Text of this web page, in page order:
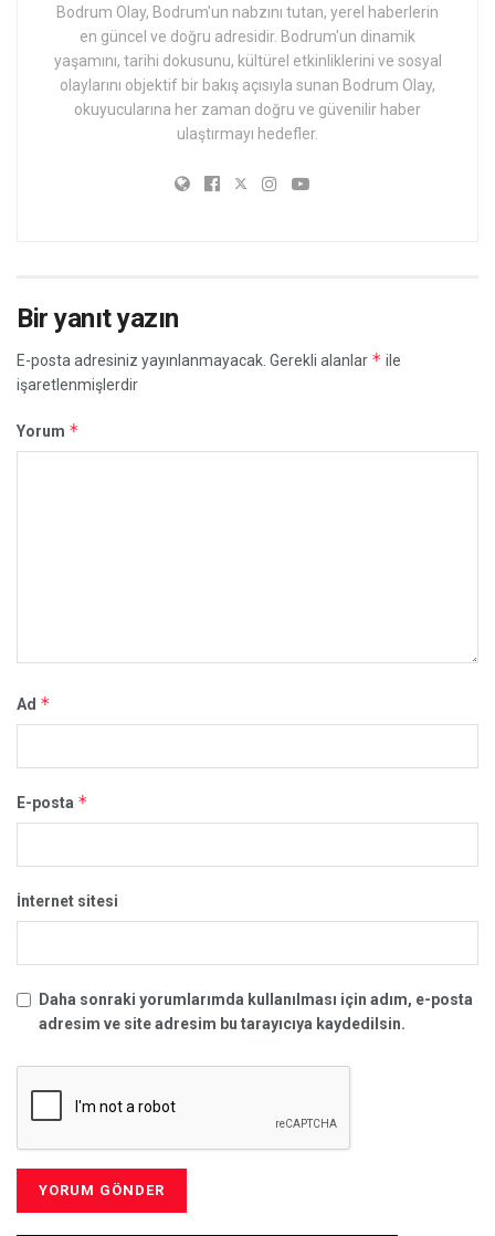
Bodrum Olay, Bodrum'un nabzını tutan, yerel haberlerin
en güncel ve doğru adresidir. Bodrum'un dinamik
yaşamını, tarihi dokusunu, kültürel etkinliklerini ve sosyal
olaylarını objektif bir bakış açısıyla sunan Bodrum Olay,
okuyucularına her zaman doğru ve güvenilir haber
ulaştırmayı hedefler.
Bir yanıt yazın
E-posta adresiniz yayınlanmayacak. Gerekli alanlar * ile
işaretlenmişlerdir
Yorum *
Ad *
E-posta *
İnternet sitesi
Daha sonraki yorumlarımda kullanılması için adım, e-posta
adresim ve site adresim bu tarayıcıya kaydedilsin.